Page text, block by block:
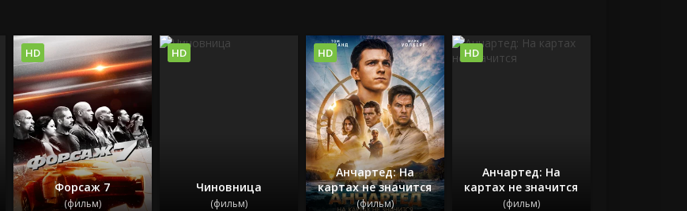
Форсаж 7
(фильм)
HD
Чиновница
(фильм)
HD
Анчартед: На
картах не значится
(фильм)
HD
Анчартед: На
картах не значится
(фильм)
HD